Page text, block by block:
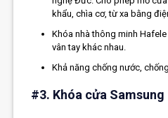
khẩu, chìa cơ, từ xa bằng
Khóa nhà thông minh
vân tay khác nhau.
Khả năng chống nước,
#3. Khóa cửa Samsung